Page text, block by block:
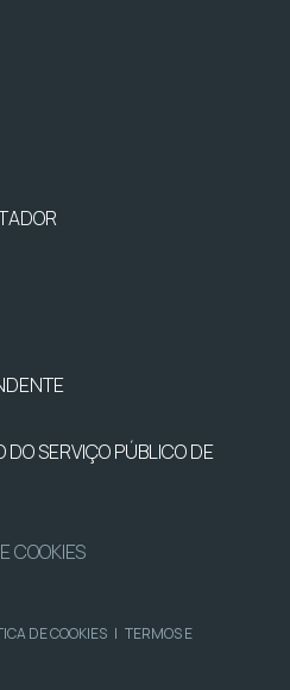
SERVIÇO PÚBLICO DE
COOKIES
DE COOKIES | TERMOS E